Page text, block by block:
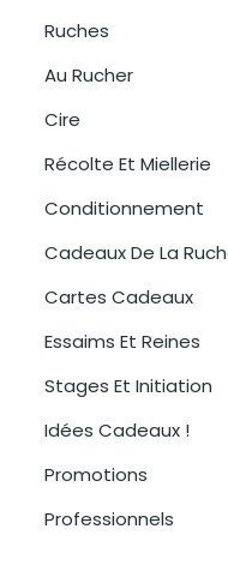
Ruches
Au Rucher
Cire
Récolte Et Miellerie
Conditionnement
Cadeaux De La
Cartes Cadeaux
Essaims Et Reines
Stages Et Initiation
Idées Cadeaux !
Promotions
Professionnels